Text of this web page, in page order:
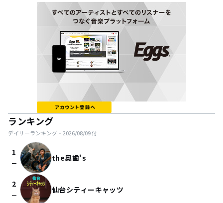
ランキング
デイリーランキング・ 2026/08/09付
1
check_indeterminate_small the奥歯's
2
check_indeterminate_small 仙台シティーキャッツ